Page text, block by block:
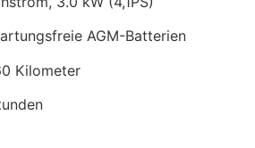
AGM-Batterien
Kilometer